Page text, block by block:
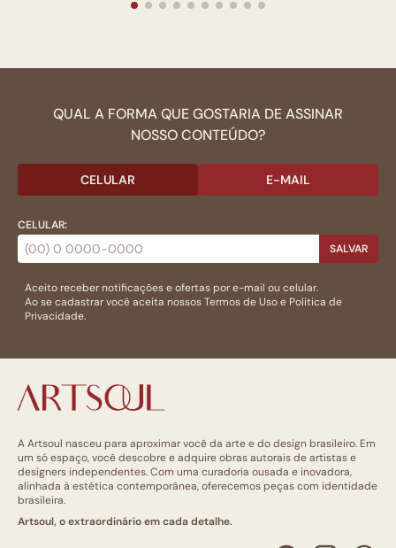
QUAL A FORMA QUE GOSTARIA DE ASSINAR
NOSSO CONTEÚDO?
CELULAR E-MAIL
CELULAR:
SALVAR
Aceito receber notificações e ofertas por e-mail ou celular.
Ao se cadastrar você aceita nossosTermos de Usoe Politica de
Privacidade.
A Artsoul nasceu para aproximar você da arte e do design brasileiro. Em
um só espaço, você descobre e adquire obras autorais de artistas e
designers independentes. Com uma curadoria ousada e inovadora,
alinhada à estética contemporânea, oferecemos peças com identidade
brasileira.
Artsoul, o extraordinário em cada detalhe.